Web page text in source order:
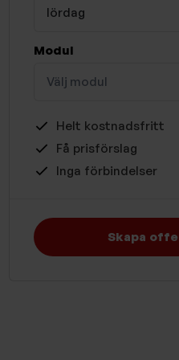
lördag
Modul
Välj modul
Helt kostnadsfritt
Få prisförslag
Inga förbindelser
Skapa